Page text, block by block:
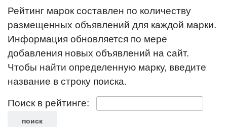
Рейтинг марок составлен по количеству
размещенных объявлений для каждой марки.
Информация обновляется по мере
добавления новых объявлений на сайт.
Чтобы найти определенную марку, введите
название в строку поиска.
Поиск в рейтинге: